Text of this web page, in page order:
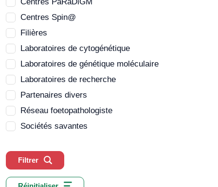
Centres Spin@
Filières
Laboratoires de cytogénétique
Laboratoires de génétique moléculaire
Laboratoires de recherche
Partenaires divers
Réseau foetopathologiste
Sociétés savantes
Filtrer